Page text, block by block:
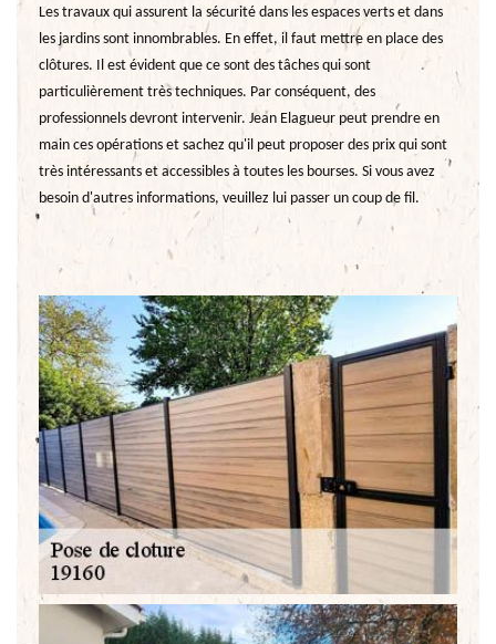
Les travaux qui assurent la sécurité dans les espaces verts et dans
les jardins sont innombrables. En effet, il faut mettre en place des
clôtures. Il est évident que ce sont des tâches qui sont
particulièrement très techniques. Par conséquent, des
professionnels devront intervenir. Jean Elagueur peut prendre en
main ces opérations et sachez qu'il peut proposer des prix qui sont
très intéressants et accessibles à toutes les bourses. Si vous avez
besoin d'autres informations, veuillez lui passer un coup de fil.